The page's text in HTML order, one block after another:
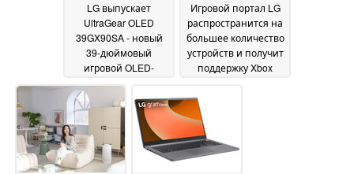
LG выпускает
UltraGear OLED
39GX90SA - новый
39-дюймовый
игровой OLED-
управлением webOS
26 February 2025
Игровой портал LG
распространится на
большее количество
устройств и получит
поддержку Xbox